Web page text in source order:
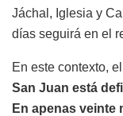
Jáchal, Iglesia y
días seguirá en el
En este contexto,
San Juan está
En apenas veinte